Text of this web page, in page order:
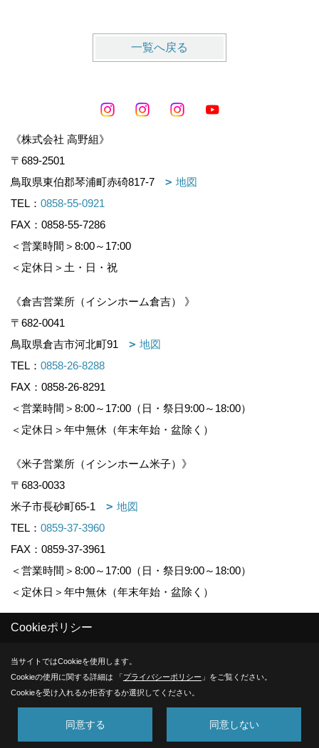
一覧へ戻る
《株式会社 高野組》
〒689-2501
鳥取県東伯郡琴浦町赤碕817-7
地図
TEL： 0858-55-0921
FAX：0858-55-7286
＜営業時間＞8:00～17:00
＜定休日＞土・日・祝
《倉吉営業所（イシンホーム倉吉） 》
〒682-0041
鳥取県倉吉市河北町91
地図
TEL： 0858-26-8288
FAX：0858-26-8291
＜営業時間＞8:00～17:00（日・祭日9:00～18:00）
＜定休日＞年中無休（年末年始・盆除く）
《米子営業所（イシンホーム米子）》
〒683-0033
米子市長砂町65-1
地図
TEL： 0859-37-3960
FAX：0859-37-3961
＜営業時間＞8:00～17:00（日・祭日9:00～18:00）
＜定休日＞年中無休（年末年始・盆除く）
Produced byゴデスクリエイト
Cookieポリシー
当サイトではCookieを使用します。
Cookieの使用に関する詳細は 「プライバシーポリシー 」をご覧ください。
Cookieを受け入れるか拒否するか選択してください。
同意する 同意しない